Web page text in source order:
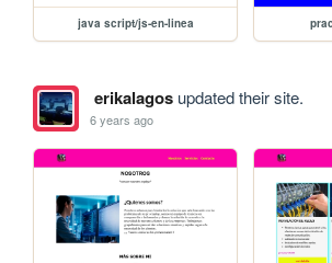
java script/js-en-linea
erikalagosupdated their site.
6 years ago